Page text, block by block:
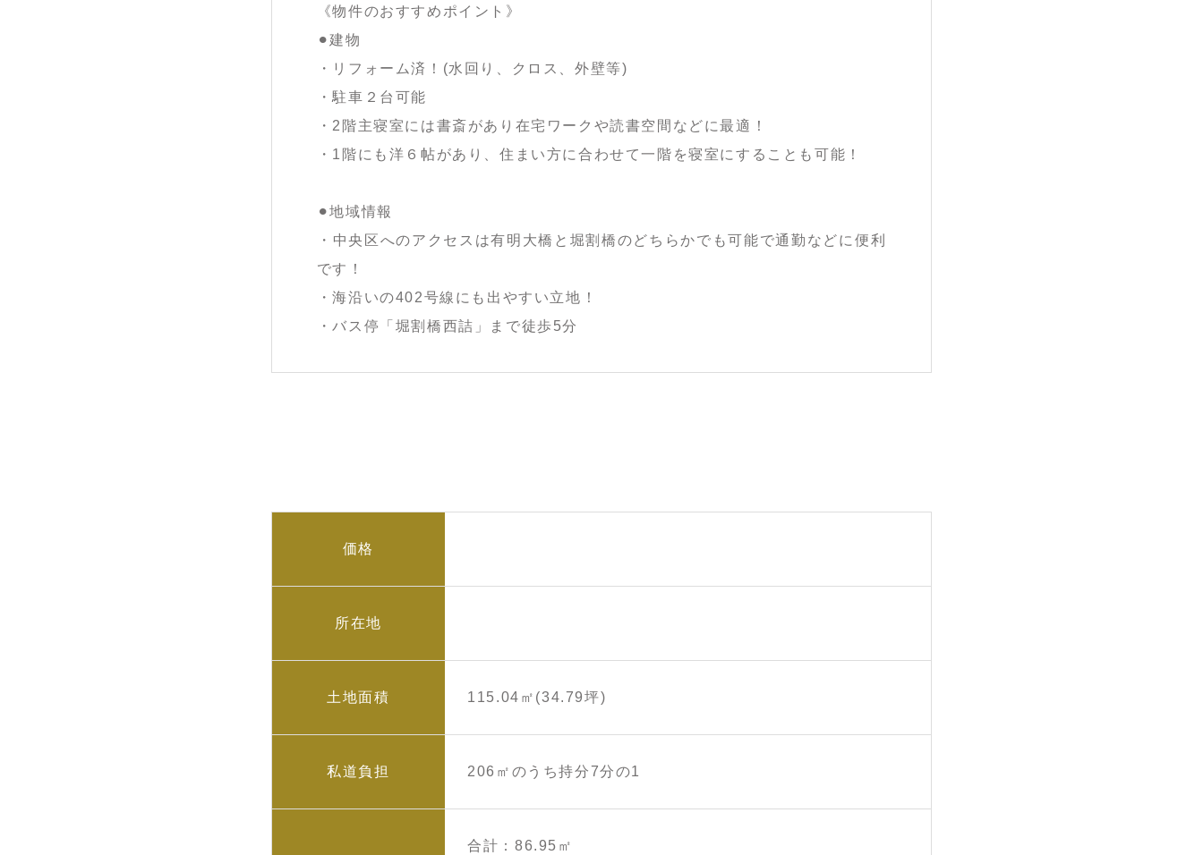
《物件のおすすめポイント》
⚫︎建物
・リフォーム済！(水回り、クロス、外壁等)
・駐車２台可能
・2階主寝室には書斎があり在宅ワークや読書空間などに最適！
・1階にも洋６帖があり、住まい方に合わせて一階を寝室にすることも可能！
⚫︎地域情報
・中央区へのアクセスは有明大橋と堀割橋のどちらかでも可能で通勤などに便利
です！
・海沿いの402号線にも出やすい立地！
・バス停「堀割橋西詰」まで徒歩5分
価格
所在地
土地面積 115.04㎡(34.79坪)
私道負担 206㎡のうち持分7分の1
合計：86.95㎡